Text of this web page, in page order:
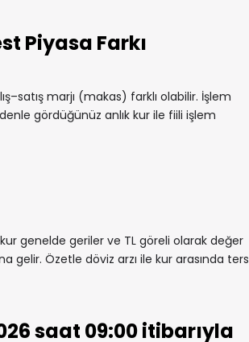
Piyasa Farkı
marjı (makas) farklı olabilir. İşlem
gördüğünüz anlık kur ile fiili işlem
genelde geriler ve TL göreli olarak değer
gelir. Özetle döviz arzı ile kur arasında ters
saat 09:00 itibarıyla